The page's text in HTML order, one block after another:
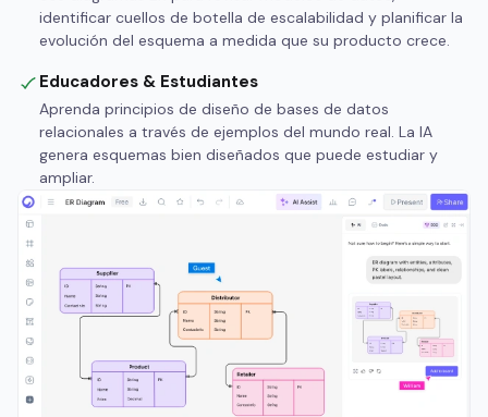
identificar cuellos de botella de escalabilidad y planificar la
evolución del esquema a medida que su producto crece.
Educadores & Estudiantes
Aprenda principios de diseño de bases de datos
relacionales a través de ejemplos del mundo real. La IA
genera esquemas bien diseñados que puede estudiar y
ampliar.